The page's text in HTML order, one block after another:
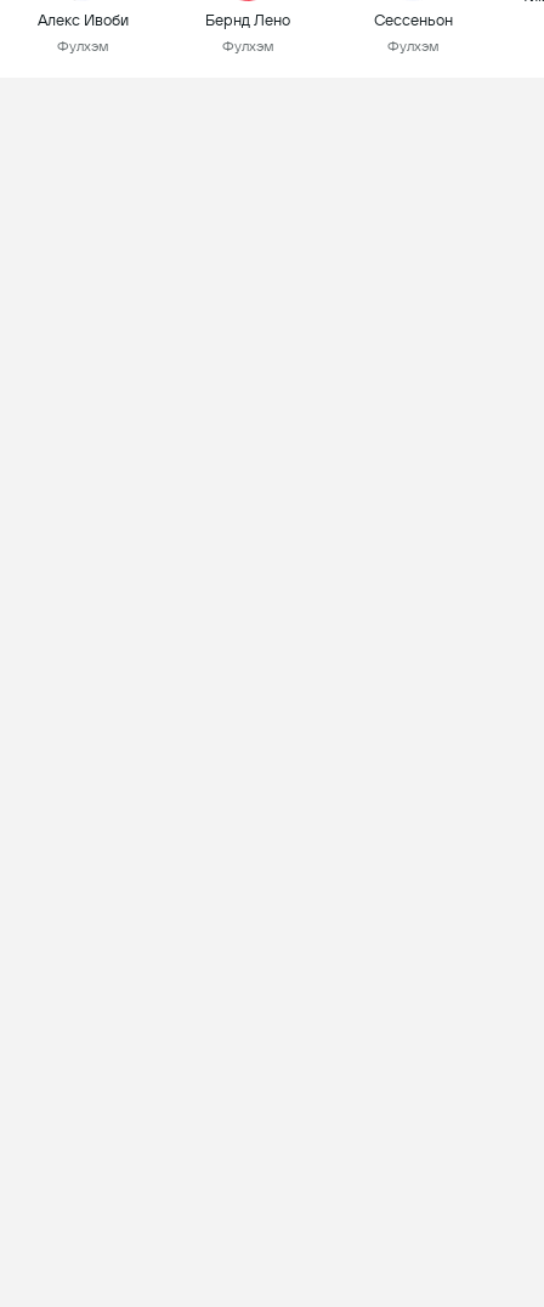
Алекс Ивоби
Фулхэм
Бернд Лено
Фулхэм
Сессеньон
Фулхэм